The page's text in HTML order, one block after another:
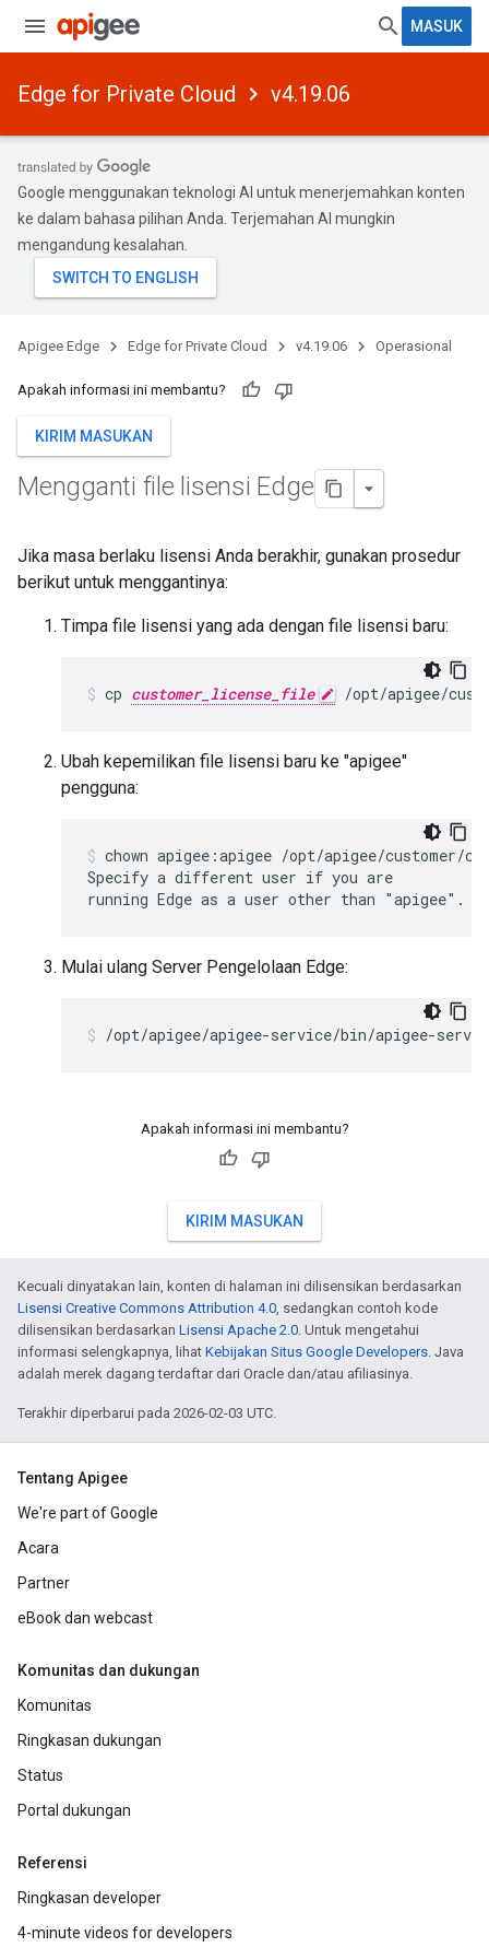
MASUK
Edge for Private Cloud v4.19.06
Google menggunakan teknologi AI untuk menerjemahkan konten
ke dalam bahasa pilihan Anda. Terjemahan AI mungkin
mengandung kesalahan.
Apigee Edge Edge for Private Cloud v4.19.06 Operasional
Apakah informasi ini membantu?
KIRIM MASUKAN
Mengganti file lisensi Edge
Jika masa berlaku lisensi Anda berakhir, gunakan prosedur
berikut untuk menggantinya:
Timpa file lisensi yang ada dengan file lisensi baru:
cp customer_license_file /opt/apigee/
Ubah kepemilikan file lisensi baru ke "apigee"
pengguna:
chown apigee:apigee /opt/apigee/customer/
Specify a different user if you are
running Edge as a user other than "apigee".
Mulai ulang Server Pengelolaan Edge:
/opt/apigee/apigee-service/bin/apigee-
Apakah informasi ini membantu?
KIRIM MASUKAN
Kecuali dinyatakan lain, konten di halaman ini dilisensikan berdasarkan
Lisensi Creative Commons Attribution 4.0, sedangkan contoh kode
dilisensikan berdasarkan Lisensi Apache 2.0. Untuk mengetahui
informasi selengkapnya, lihat Kebijakan Situs Google Developers. Java
adalah merek dagang terdaftar dari Oracle dan/atau afiliasinya.
Terakhir diperbarui pada 2026-02-03 UTC.
Tentang Apigee
We're part of Google
Acara
Partner
eBook dan webcast
Komunitas dan dukungan
Komunitas
Ringkasan dukungan
Status
Portal dukungan
Referensi
Ringkasan developer
4-minute videos for developers